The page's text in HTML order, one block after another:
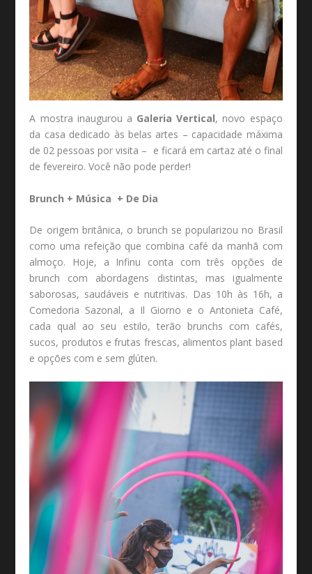
A mostra inaugurou a Galeria Vertical, novo espaço
da casa dedicado às belas artes – capacidade máxima
de 02 pessoas por visita – e ficará em cartaz até o final
de fevereiro. Você não pode perder!
Brunch + Música + De Dia
De origem britânica, o brunch se popularizou no Brasil
como uma refeição que combina café da manhã com
almoço. Hoje, a Infinu conta com três opções de
brunch com abordagens distintas, mas igualmente
saborosas, saudáveis e nutritivas. Das 10h às 16h, a
Comedoria Sazonal, a Il Giorno e o Antonieta Café,
cada qual ao seu estilo, terão brunchs com cafés,
sucos, produtos e frutas frescas, alimentos plant based
e opções com e sem glúten.